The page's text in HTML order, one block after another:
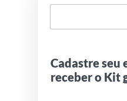
Cadastre seu
receber o Kit